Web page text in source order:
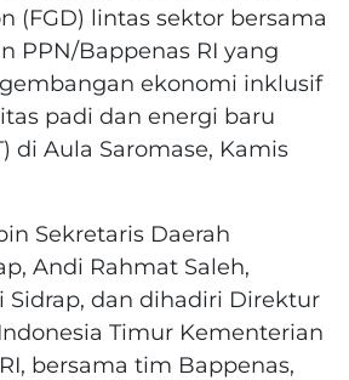
(FGD) lintas sektor bersama
PPN/Bappenas RI yang
ekonomi inklusif
padi dan energi baru
di Aula Saromase, Kamis
Sekretaris Daerah
Andi Rahmat Saleh,
dan dihadiri Direktur
Timur Kementerian
bersama tim Bappenas,